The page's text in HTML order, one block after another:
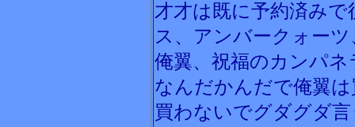
才才は既に予約済み
ス、アンバークォー
俺翼、祝福のカンパ
なんだかんだで俺翼
買わないでグダグダ